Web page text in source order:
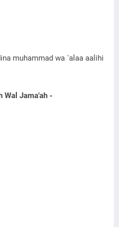
muhammad wa 'alaa aalihi
Wal Jama'ah -